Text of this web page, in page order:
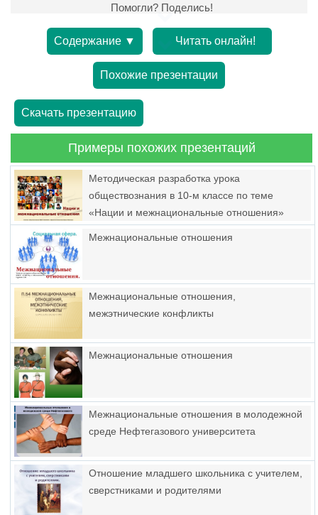
Помогли? Поделись!
Содержание ▼ Читать онлайн!
Похожие презентации
Скачать презентацию
Примеры похожих презентаций
Методическая разработка урока
обществознания в 10-м классе по теме
«Нации и межнациональные отношения»
Межнациональные отношения
Межнациональные отношения,
межэтнические конфликты
Межнациональные отношения
Межнациональные отношения в молодежной
среде Нефтегазового университета
Отношение младшего школьника с учителем,
сверстниками и родителями